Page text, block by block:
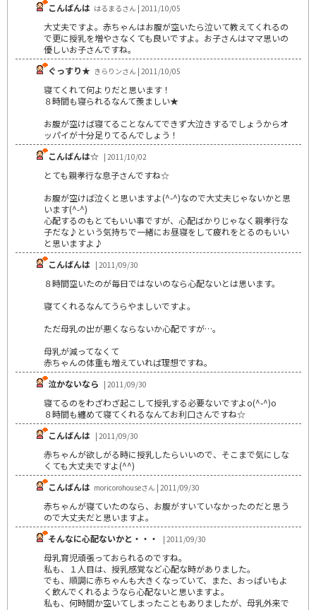
こんばんは はるまるさん | 2011/10/05
大丈夫ですよ。赤ちゃんはお腹が空いたら泣いて教えてくれるの
で更に授乳を増やさなくても良いですよ。お子さんはママ思いの
優しいお子さんですね。
ぐっすり★ きらりンさん | 2011/10/05
寝てくれて何よりだと思います！
８時間も寝られるなんて羨ましい★
お腹が空けば寝てることなんてできず大泣きするでしょうからオ
ッパイが十分足りてるんでしょう！
こんばんは☆ | 2011/10/02
とても親孝行な息子さんですね☆
お腹が空けば泣くと思いますよ(^-^)なので大丈夫じゃないかと思
います(^-^)
心配するのもとてもいい事ですが、心配ばかりじゃなく親孝行な
子だな♪という気持ちで一緒にお昼寝をして疲れをとるのもいい
と思いますよ♪
こんばんは | 2011/09/30
８時間空いたのが毎日ではないのなら心配ないとは思います。
寝てくれるなんてうらやましいですよ。
ただ母乳の出が悪くならないか心配ですが…。
母乳が減ってなくて
赤ちゃんの体重も増えていれば理想ですね。
泣かないなら | 2011/09/30
寝てるのをわざわざ起こして授乳する必要ないですよo(^-^)o
８時間も纏めて寝てくれるなんてお利口さんですね☆
こんばんは | 2011/09/30
赤ちゃんが欲しがる時に授乳したらいいので、そこまで気にしな
くても大丈夫ですよ(^^)
こんばんは moricorohouseさん | 2011/09/30
赤ちゃんが寝ていたのなら、お腹がすいていなかったのだと思う
ので大丈夫だと思いますよ。
そんなに心配ないかと・・・
| 2011/09/30
母乳育児頑張っておられるのですね。
私も、１人目は、授乳感覚など心配な時がありました。
でも、順調に赤ちゃんも大きくなっていて、また、おっぱいもよ
く飲んでくれるようなら心配ないと思いますよ。
私も、何時間か空いてしまったこともありましたが、母乳外来で